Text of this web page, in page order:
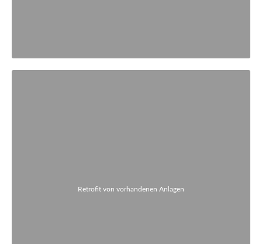
Retrofit von vorhandenen Anlagen